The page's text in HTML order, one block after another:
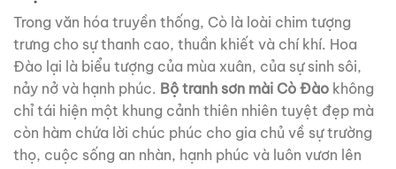
Trong văn hóa truyền thống, Cò là loài chim tượng
trưng cho sự thanh cao, thuần khiết và chí khí. Hoa
Đào lại là biểu tượng của mùa xuân, của sự sinh sôi,
nảy nở và hạnh phúc. Bộ tranh sơn mài Cò Đào không
chỉ tái hiện một khung cảnh thiên nhiên tuyệt đẹp mà
còn hàm chứa lời chúc phúc cho gia chủ về sự trường
thọ, cuộc sống an nhàn, hạnh phúc và luôn vươn lên